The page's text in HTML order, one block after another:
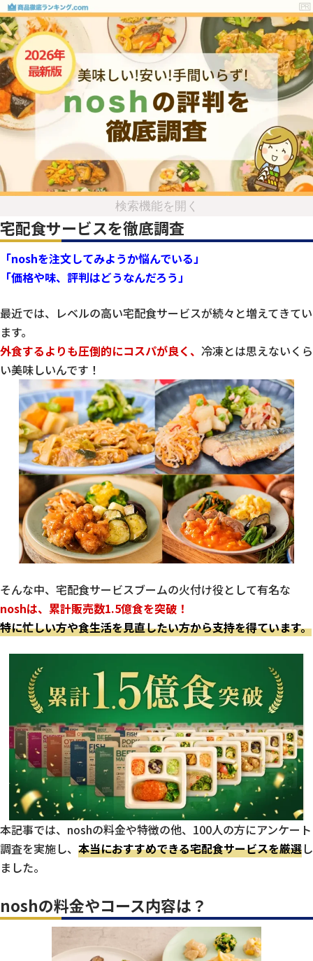
検索機能を開く
宅配食サービスを徹底調査
「noshを注文してみようか悩んでいる」
「価格や味、評判はどうなんだろう」
最近では、レベルの高い宅配食サービスが続々と増えてきてい
ます。
外食するよりも圧倒的にコスパが良く、 冷凍とは思えないくら
い美味しいんです！
そんな中、宅配食サービスブームの火付け役として有名な
noshは、累計販売数1.5億食を突破！
特に忙しい方や食生活を見直したい方から支持を得ています。
本記事では、noshの料金や特徴の他、100人の方にアンケート
調査を実施し、 本当におすすめできる宅配食サービスを厳選し
ました。
noshの料金やコース内容は？